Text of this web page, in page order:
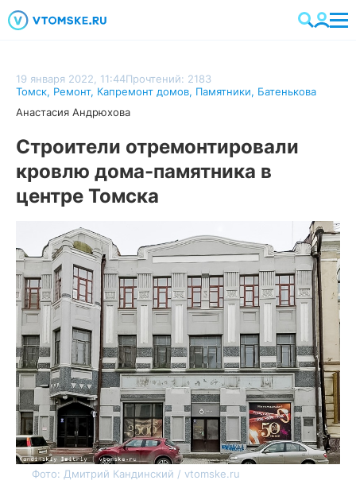
19 января 2022, 11:44Прочтений: 2183
Томск, Ремонт, Капремонт домов, Памятники, Батенькова
Анастасия Андрюхова
Строители отремонтировали
кровлю дома-памятника в
центре Томска
Фото: Дмитрий Кандинский / vtomske.ru